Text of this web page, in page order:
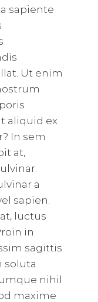
sapiente
Ut enim
aliquid ex
In sem
at,
a
sapien.
luctus
in
sagittis.
soluta
nihil
maxime